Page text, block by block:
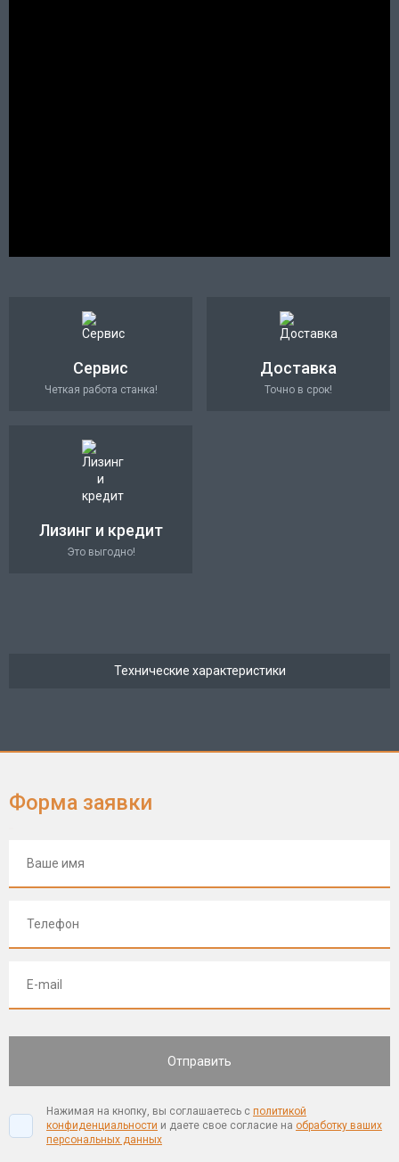
Сервис
Четкая работа станка!
Доставка
Точно в срок!
Лизинг и кредит
Это выгодно!
Технические характеристики
Форма заявки
Нажимая на кнопку, вы соглашаетесь с политикой
конфиденциальности и даете свое согласие на обработку ваших
персональных данных